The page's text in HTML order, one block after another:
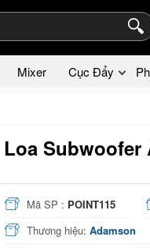
Mixer Cục Đẩy
Loa Subwoofer
Mã SP : POINT115
Thương hiệu: Adamson